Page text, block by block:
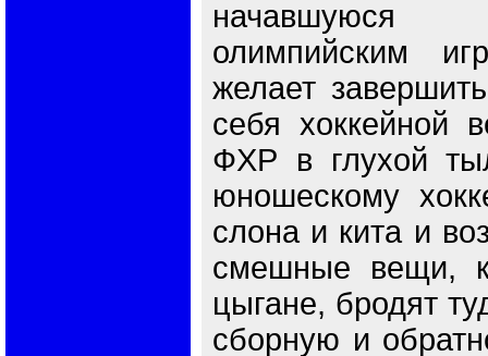
начавшуюся
олимпийским
желает
себя хоккейной
ФХР в глухой
юношескому
слона и кита и
смешные вещи,
цыгане, бродят
сборную и